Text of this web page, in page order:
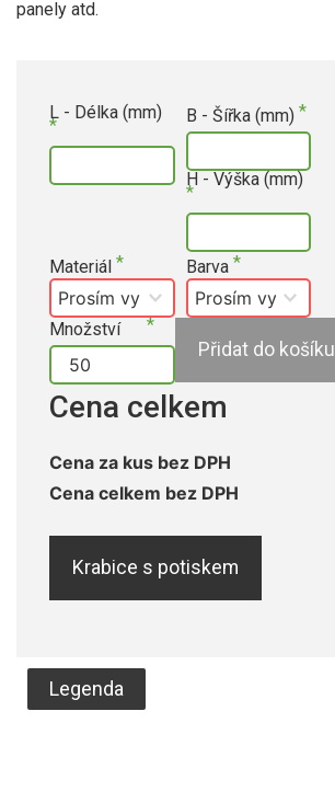
panely atd.
L - Délka (mm) B - Šířka (mm)
H - Výška (mm)
Materiál Barva
Množství
Cena celkem
Cena za kus bez DPH
Cena celkem bez DPH
Přidat do košíku
Krabice s potiskem
Legenda